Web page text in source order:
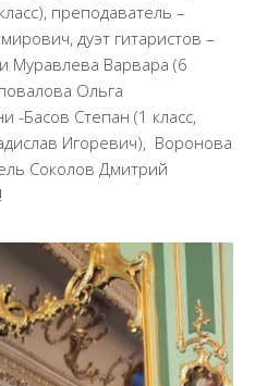
услуги
(перевода)
преподаватель –
дуэт гитаристов –
Муравлева Варвара (6
Ольга
-Басов Степан (1 класс,
Игоревич), Воронова
Соколов Дмитрий